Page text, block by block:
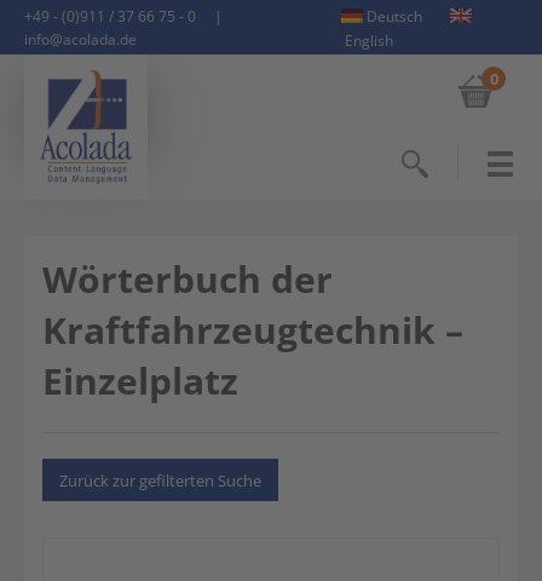
+49 - (0)911 / 37 66 75 - 0
|
info@acolada.de
Deutsch
English
0
Wörterbuch der
Kraftfahrzeugtechnik –
Einzelplatz
Zurück zur gefilterten Suche